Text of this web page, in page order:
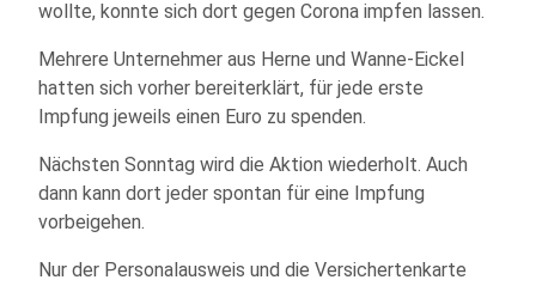
wollte, konnte sich dort gegen Corona impfen lassen.
Mehrere Unternehmer aus Herne und Wanne-Eickel
hatten sich vorher bereiterklärt, für jede erste
Impfung jeweils einen Euro zu spenden.
Nächsten Sonntag wird die Aktion wiederholt. Auch
dann kann dort jeder spontan für eine Impfung
vorbeigehen.
Nur der Personalausweis und die Versichertenkarte